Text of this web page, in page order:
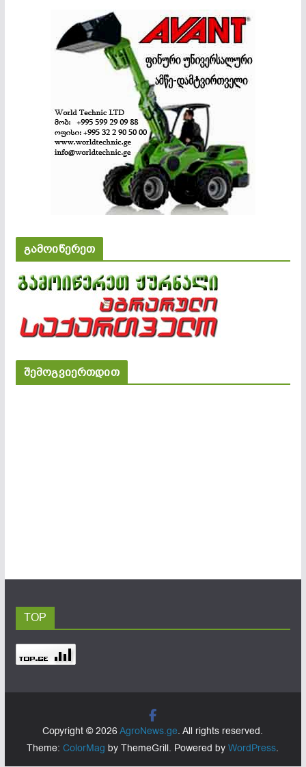
გამოიწერეთ
შემოგვიერთდით
TOP
Copyright © 2026AgroNews.ge. All rights reserved.
Theme:ColorMag by ThemeGrill. Powered byWordPress.